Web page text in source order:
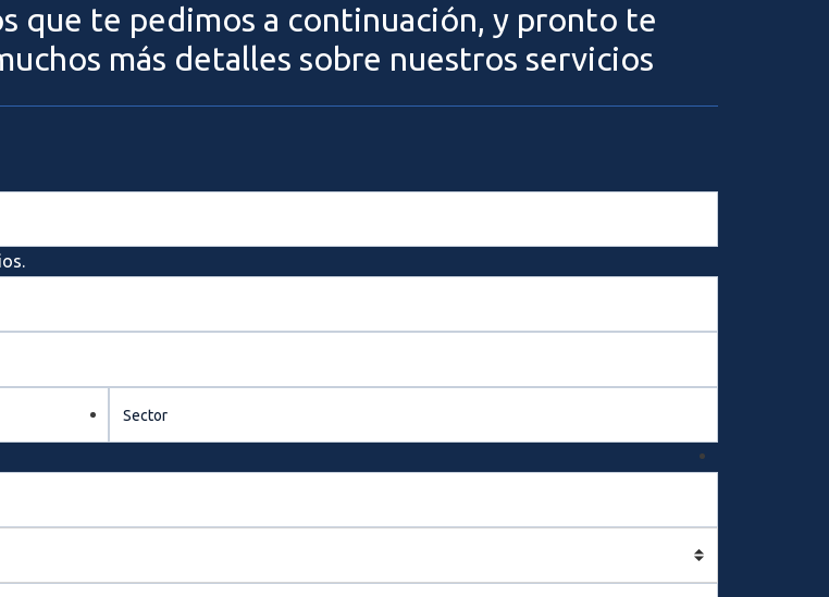
que te pedimos a continuación, y pronto te
más detalles sobre nuestros servicios